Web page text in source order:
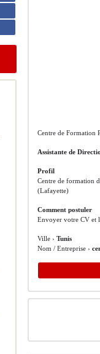
Centre de Formation
Assistante de
Profil
Centre de formation
(Lafayette)
Comment postuler
Envoyer votre CV et
Ville ›Tunis
Nom / Entreprise ›